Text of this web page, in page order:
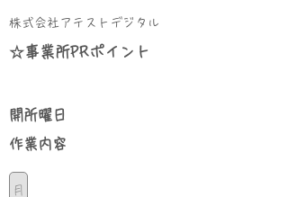
株式会社アテストデジタル
☆事業所PRポイント
​開所曜日
​作業内容
月